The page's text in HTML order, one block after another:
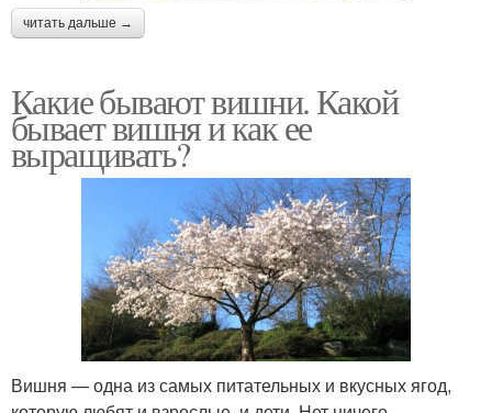
читать дальше →
Какие бывают вишни. Какой
бывает вишня и как ее
выращивать?
Вишня — одна из самых питательных и вкусных ягод,